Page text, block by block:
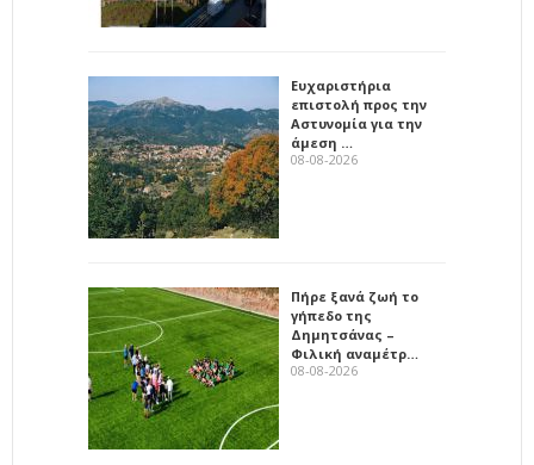
Ευχαριστήρια
επιστολή προς την
Αστυνομία για την
άμεση …
08-08-2026
Πήρε ξανά ζωή το
γήπεδο της
Δημητσάνας –
Φιλική αναμέτρ…
08-08-2026